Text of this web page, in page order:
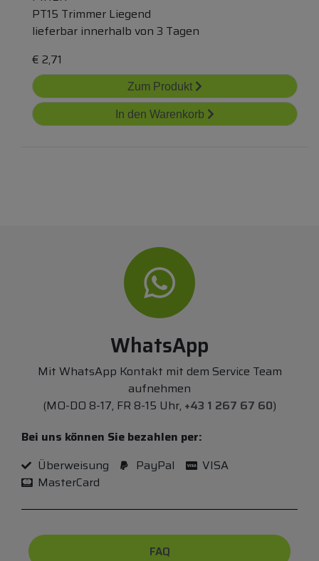
PT15 Trimmer Liegend
lieferbar innerhalb von 3 Tagen
€ 2,71
Zum Produkt
In den Warenkorb
WhatsApp
Mit WhatsApp Kontakt mit dem Service Team
aufnehmen
(MO-DO 8-17, FR 8-15 Uhr, +43 1 267 67 60)
Bei uns können Sie bezahlen per:
Überweisung
PayPal
VISA
MasterCard
FAQ